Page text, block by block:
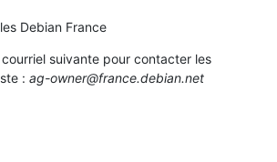
Debian France
suivante pour contacter les
: ag-owner@france.debian.net